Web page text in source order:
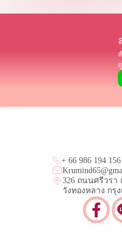
+ 66 986 194 156
326 ถนนศรีวรา
วังทองหลาง กรุ